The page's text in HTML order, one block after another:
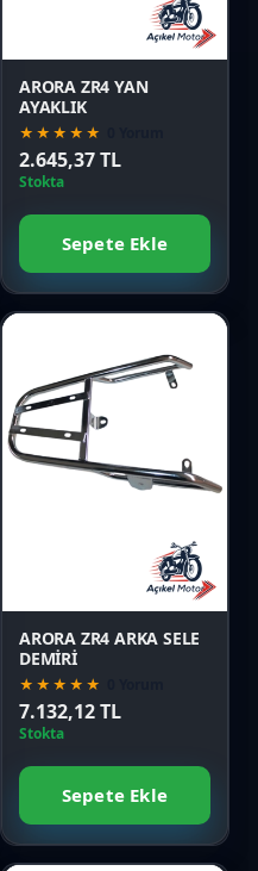
ARORA ZR4 YAN
AYAKLIK
★★★★★
2.645,37 TL
Stokta
Sepete Ekle
Favori
ARORA ZR4 ARKA SELE
DEMİRİ
★★★★★
7.132,12 TL
Stokta
Sepete Ekle